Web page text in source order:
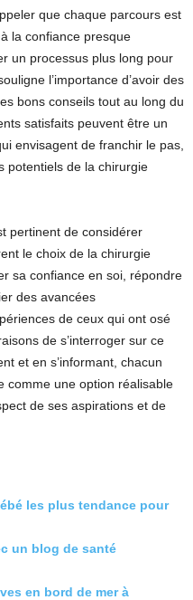
que chaque parcours est
la confiance presque
un processus plus long pour
l’importance d’avoir des
bons conseils tout au long du
satisfaits peuvent être un
envisagent de franchir le pas,
potentiels de la chirurgie
pertinent de considérer
le choix de la chirurgie
sa confiance en soi, répondre
des avancées
de ceux qui ont osé
de s’interroger sur ce
et en s’informant, chacun
comme une option réalisable
de ses aspirations et de
les plus tendance pour
un blog de santé
en bord de mer à